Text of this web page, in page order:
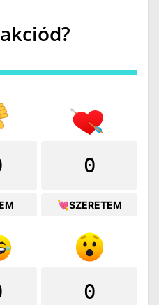
0
💘SZERETEM
0